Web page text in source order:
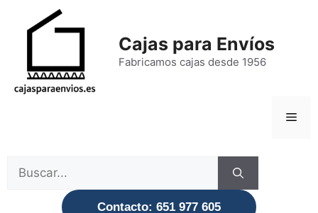
Cajas para Envíos
Fabricamos cajas desde 1956
Buscar:
Contacto: 651 977 605